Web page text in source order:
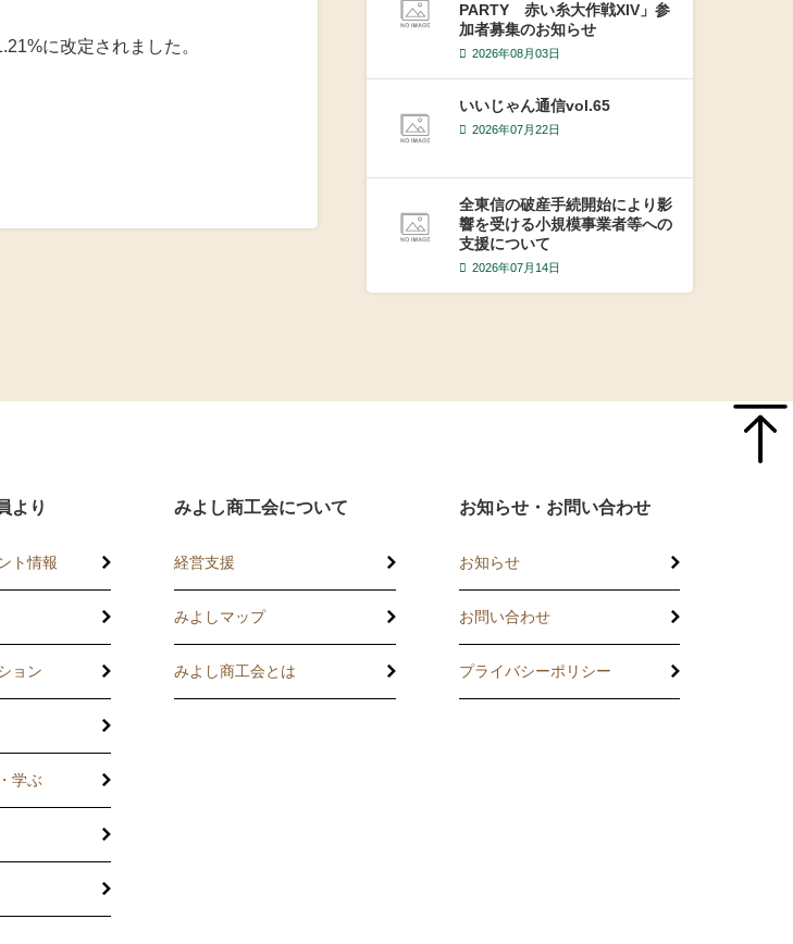
に改定されました。
PARTY 赤い糸大作戦XIV」参
加者募集のお知らせ
2026年08月03日
いいじゃん通信vol.65
2026年07月22日
全東信の破産手続開始により影
響を受ける小規模事業者等への
支援について
2026年07月14日
より
ト情報
ョン
学ぶ
みよし商工会について
経営支援
講習会
記帳相談指導
みよしマップ
みよし商工会とは
お知らせ・お問い合わせ
お知らせ
お問い合わせ
プライバシーポリシー